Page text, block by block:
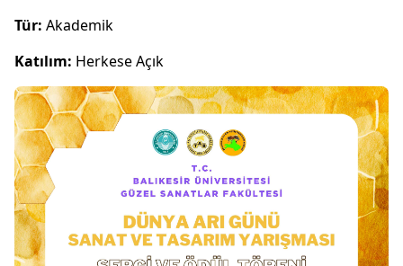
Tür: Akademik
Katılım: Herkese Açık